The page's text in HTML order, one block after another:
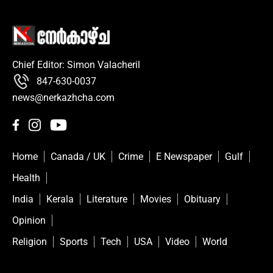
Chief Editor: Simon Valacheril
847-630-0037
news@nerkazhcha.com
Home Canada / UK Crime E Newspaper
Gulf
Health
India
Kerala Literature Movies
Obituary
Opinion
Religion
Sports Tech USA Video World